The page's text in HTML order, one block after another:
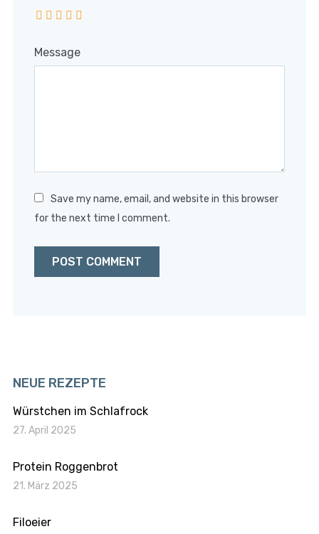
Message
Save my name, email, and website in this browser
for the next time I comment.
NEUE REZEPTE
Würstchen im Schlafrock
27. April 2025
Protein Roggenbrot
21. März 2025
Filoeier